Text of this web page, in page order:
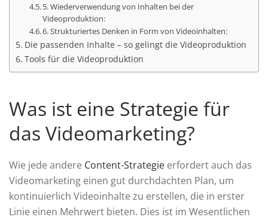
5. Wiederverwendung von Inhalten bei der
Videoproduktion:
6. Strukturiertes Denken in Form von Videoinhalten:
Die passenden Inhalte – so gelingt die Videoproduktion
Tools für die Videoproduktion
Was ist eine Strategie für
das Videomarketing?
Wie jede andere Content-Strategie erfordert auch das
Videomarketing einen gut durchdachten Plan, um
kontinuierlich Videoinhalte zu erstellen, die in erster
Linie einen Mehrwert bieten. Dies ist im Wesentlichen